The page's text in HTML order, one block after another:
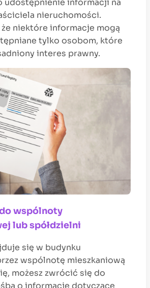
udostępnienie informacji na
nieruchomości.
że niektóre informacje mogą
tylko osobom, które
interes prawny.
wspólnoty
lub spółdzielni
się w budynku
wspólnotę mieszkaniową
możesz zwrócić się do